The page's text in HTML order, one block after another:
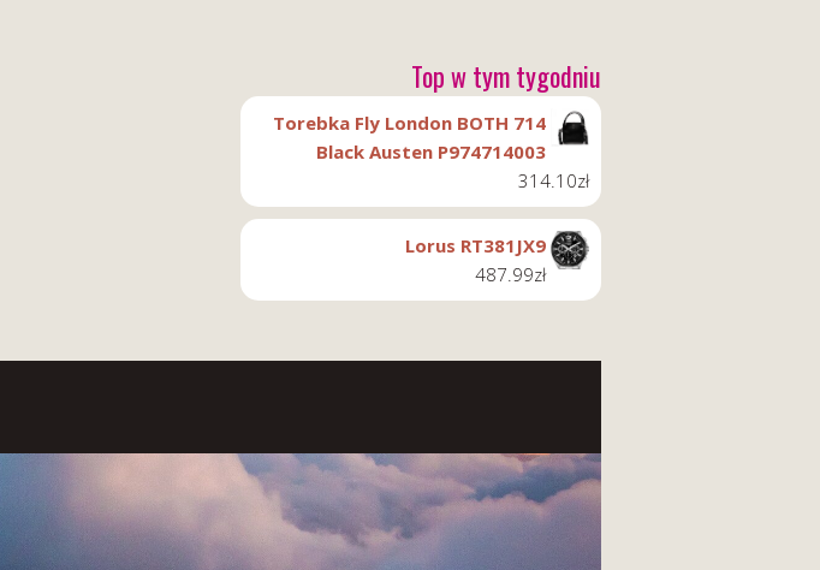
Top w tym tygodniu
Torebka Fly London BOTH 714
Black Austen P974714003
314.10zł
Lorus RT381JX9
487.99zł